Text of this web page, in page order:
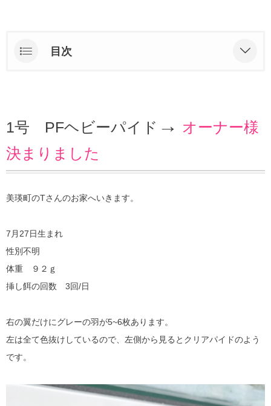
目次
3号 WFヘビーパイド→ オーナー様決まりました
1号 PFヘビーパイド → オーナー様
決まりました
美瑛町のTさんのお家へいきます。
7月27日生まれ
性別不明
体重 ９２ｇ
挿し餌の回数 3回/日
右の翼だけにグレーの羽が5~6枚あります。
左は全て色抜けしているので、左側から見るとクリアパイドのよう
です。